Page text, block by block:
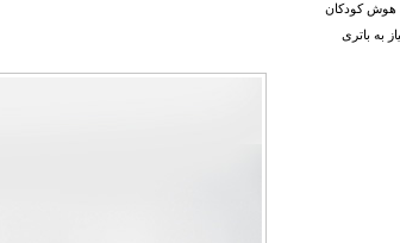
هوش کودکان
به باتری